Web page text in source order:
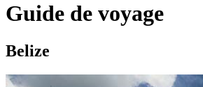
Guide de voyage
Belize